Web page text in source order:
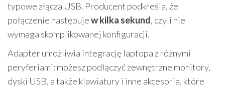
typowe złącza USB. Producent podkreśla, że
połączenie następujew kilka sekund, czyli nie
wymaga skomplikowanej konfiguracji.
Adapter umożliwia integrację laptopa z różnymi
peryferiami: możesz podłączyć zewnętrzne monitory,
dyski USB, a także klawiatury i inne akcesoria, które